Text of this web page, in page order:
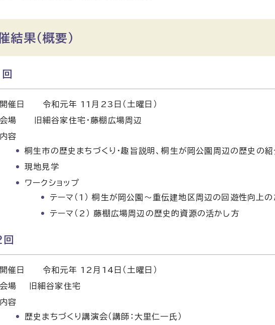
結果（概要）
開催日 令和元年 11月23日（土曜日）
会場 旧細谷家住宅・藤棚広場周辺
内容
桐生市の歴史まちづくり・趣旨説明、桐生が岡公園周辺の歴史の紹
現地見学
ワークショップ
テーマ（1） 桐生が岡公園～重伝建地区周辺の回遊性向上の
テーマ（2） 藤棚広場周辺の歴史的資源の活かし方
開催日 令和元年 12月14日（土曜日）
会場 旧細谷家住宅
内容
歴史まちづくり講演会（講師：大里仁一氏）